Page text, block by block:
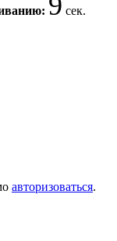
сек.
авторизоваться.